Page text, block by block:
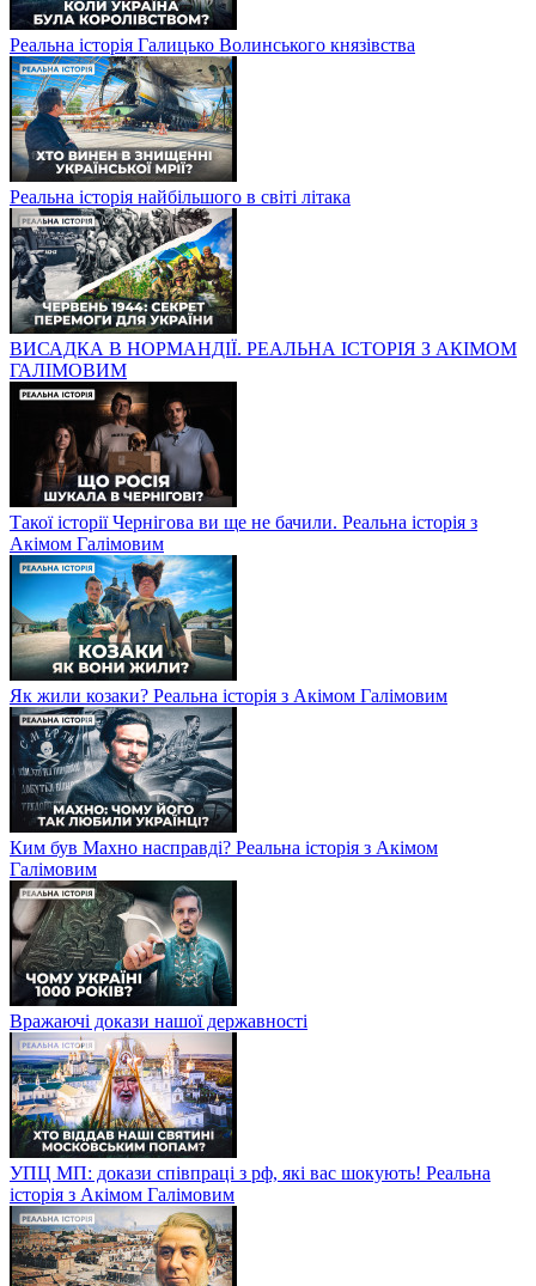
Реальна історія Галицько Волинського князівства
Реальна історія найбільшого в світі літака
ВИСАДКА В НОРМАНДІЇ. РЕАЛЬНА ІСТОРІЯ З АКІМОМ
ГАЛІМОВИМ
Такої історії Чернігова ви ще не бачили. Реальна історія з
Акімом Галімовим
Як жили козаки? Реальна історія з Акімом Галімовим
Ким був Махно насправді? Реальна історія з Акімом
Галімовим
Вражаючі докази нашої державності
УПЦ МП: докази співпраці з рф, які вас шокують! Реальна
історія з Акімом Галімовим